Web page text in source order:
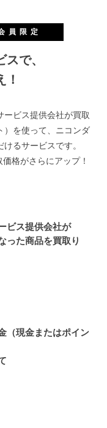
員限定
で、
ービス提供会社が買取
）を使って、ニコンダ
るサービスです。
格がさらにアップ！
ビス提供会社が
った商品を買取り
（現金またはポイン